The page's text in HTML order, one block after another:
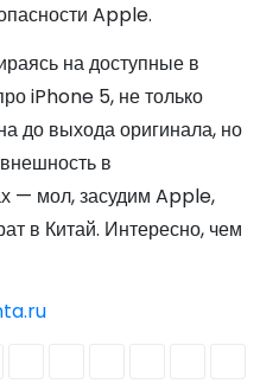
Apple.
на доступные в
iPhone 5, не только
до выхода оригинала, но
в
— мол, засудим Apple,
в Китай. Интересно, чем